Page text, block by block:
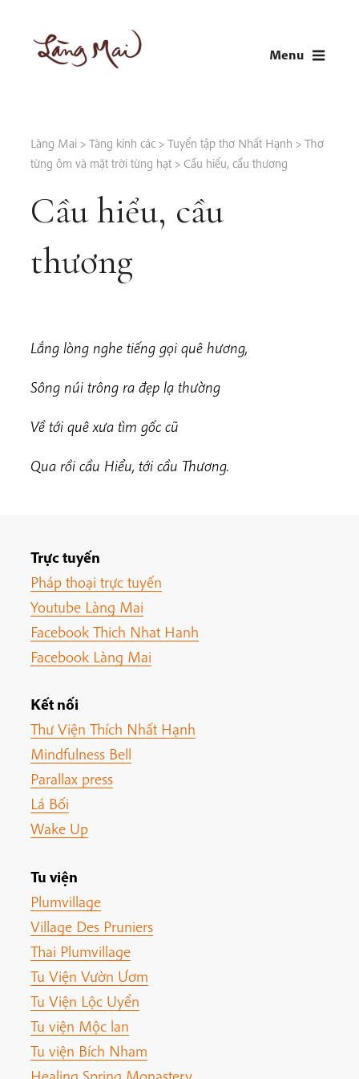
content
Menu
Làng Mai > Tàng kinh các > Tuyển tập thơ Nhất Hạnh > Thơ
từng ôm và mặt trời từng hạt > Cầu hiểu, cầu thương
Cầu hiểu, cầu
thương
Lắng lòng nghe tiếng gọi quê hương,
Sông núi trông ra đẹp lạ thường
Về tới quê xưa tìm gốc cũ
Qua rồi cầu Hiểu, tới cầu Thương.
Trực tuyến
Pháp thoại trực tuyến
Youtube Làng Mai
Facebook Thich Nhat Hanh
Facebook Làng Mai
Kết nối
Thư Viện Thích Nhất Hạnh
Mindfulness Bell
Parallax press
Lá Bối
Wake Up
Tu viện
Plumvillage
Village Des Pruniers
Thai Plumvillage
Tu Viện Vườn Ươm
Tu Viện Lộc Uyển
Tu viện Mộc lan
Tu viện Bích Nham